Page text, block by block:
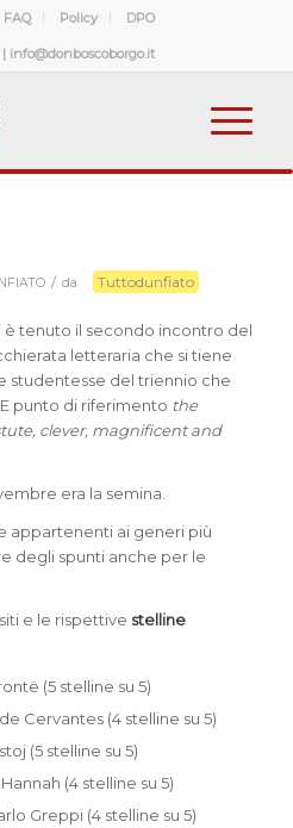
FAQ Policy DPO
| info@donboscoborgo.it
/ da Tuttodunfiato
tenuto il secondo incontro del
letteraria che si tiene
studentesse del triennio che
punto di riferimento the
clever, magnificent and
era la semina.
appartenenti ai generi più
degli spunti anche per le
e le rispettive stelline
(5 stelline su 5)
Cervantes (4 stelline su 5)
(5 stelline su 5)
(4 stelline su 5)
Greppi (4 stelline su 5)